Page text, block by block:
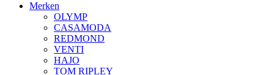
Merken
OLYMP
CASAMODA
REDMOND
VENTI
HAJO
TOM RIPLEY